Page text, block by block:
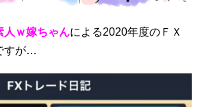
人ｗ嫁ちゃんによる2020年度のＦＸ
すが…